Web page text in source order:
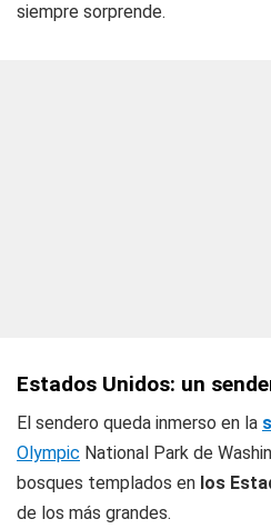
siempre sorprende.
Estados Unidos: un
El sendero queda inmerso en la
Olympic National Park de
bosques templados en los
de los más grandes.